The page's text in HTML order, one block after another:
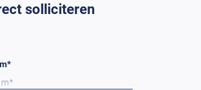
solliciteren